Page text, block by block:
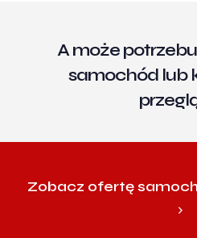
A może
samochód lub
Zobacz ofertę